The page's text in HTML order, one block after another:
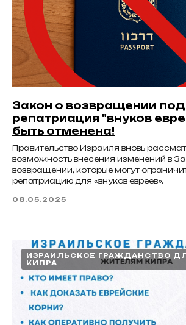
Закон о возвращении под
репатриация "внуков
быть отменена!
Правительство Израиля вновь
возможность внесения изменений в
возвращении, которые могут
репатриацию для «внуков евреев».
08.05.2025
ИЗРАИЛЬСКОЕ ГРАЖДАНСТВО
КИПРА